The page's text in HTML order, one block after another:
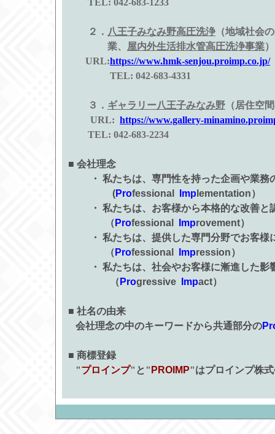
TEL: 042-683-1233
２． 八王子みなみ野高圧洗浄 （地域社会
業、
屋内外生活排水管高圧洗浄事業）
URL:https://www.hmk-senjou.proimp.co.jp/
TEL: 042-683-4331
３． ギャラリー八王子みなみ野 （居住空
URL: https://www.gallery-
TEL: 042-683-2234
■ 会社理念
・ 私たちは、専門性を持った企画や業務
(Professional Imp lementation）
・ 私たちは、お客様から本格的な改善と
（ Professional Improvement）
・ 私たちは、提供した専門分野でお客
（ Professional Impression）
・ 私たちは、社会やお客様に漸進した影
（ Progressive Impact）
■ 社名の由来
会社理念の中のキーワードから共通部分の
■ 商標登録
"プロインプ"と" PROIMP"はプロインプ株